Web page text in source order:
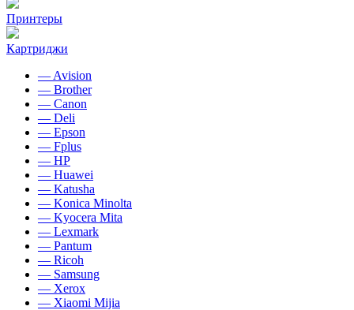
Принтеры
Картриджи
— Avision
— Brother
— Canon
— Deli
— Epson
— Fplus
— HP
— Huawei
— Katusha
— Konica Minolta
— Kyocera Mita
— Lexmark
— Pantum
— Ricoh
— Samsung
— Xerox
— Xiaomi Mijia